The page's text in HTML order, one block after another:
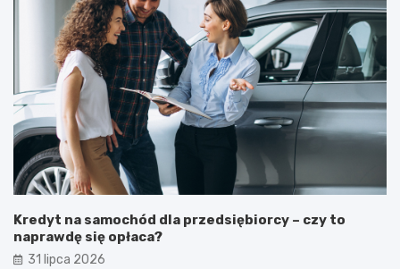
Kredyt na samochód dla przedsiębiorcy – czy to
naprawdę się opłaca?
31 lipca 2026